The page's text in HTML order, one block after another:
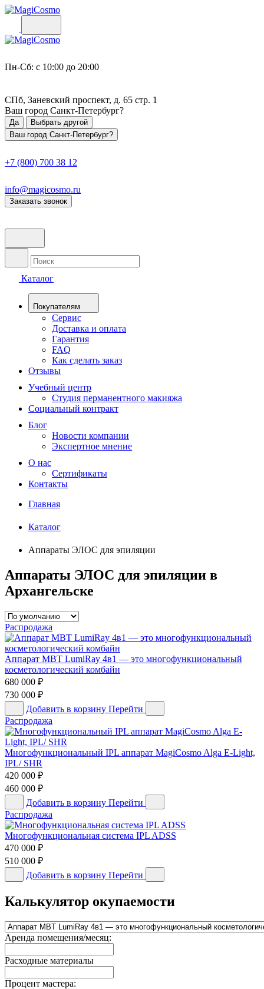
Пн-Сб: с 10:00 до 20:00
СПб, Заневский проспект, д. 65 стр. 1
Ваш город Санкт-Петербург?
Да
Выбрать другой
Ваш город Санкт-Петербург?
+7 (800) 700 38 12
info@magicosmo.ru
Заказать звонок
Каталог
Покупателям
Сервис
Доставка и оплата
Гарантия
FAQ
Как сделать заказ
Отзывы
Учебный центр
Студия перманентного макияжа
Социальный контракт
Блог
Новости компании
Экспертное мнение
О нас
Сертификаты
Контакты
Главная
Каталог
Аппараты ЭЛОС для эпиляции
Аппараты ЭЛОС для эпиляции в
Архангельске
Распродажа
Аппарат MBT LumiRay 4в1 — это многофункциональный
косметологический комбайн
680 000 ₽
730 000 ₽
Добавить в корзину Перейти
Распродажа
Многофункциональный IPL аппарат MagiCosmo Alga E-Light,
IPL/ SHR
420 000 ₽
460 000 ₽
Добавить в корзину Перейти
Распродажа
Многофункциональная система IPL ADSS
470 000 ₽
510 000 ₽
Добавить в корзину Перейти
Калькулятор окупаемости
Аренда помещения/месяц:
Расходные материалы
Процент мастера: